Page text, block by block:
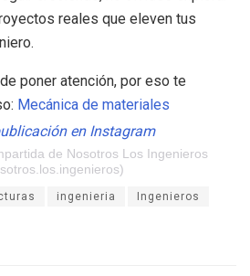
reales que eleven tus
poner atención, por eso te
Mecánica de materiales
en Instagram
de Nosotros Los Ingenieros
ingenieria Ingenieros